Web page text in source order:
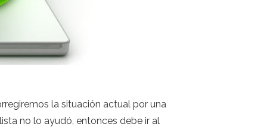
la situación actual por una
no lo ayudó, entonces debe ir al